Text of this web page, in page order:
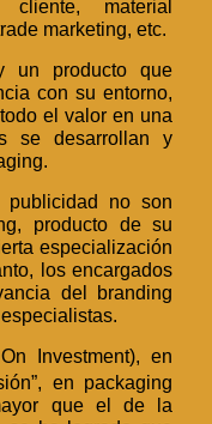
material
marketing, etc.
un producto que
con su entorno,
el valor en una
se desarrollan y
publicidad no son
producto de su
especialización
los encargados
del branding
Investment), en
en packaging
que el de la